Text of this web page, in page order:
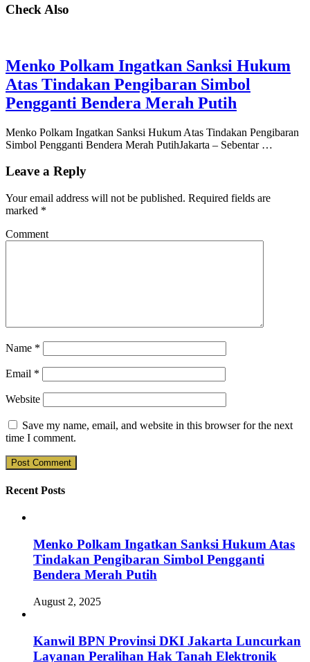
Check Also
Menko Polkam Ingatkan Sanksi Hukum
Atas Tindakan Pengibaran Simbol
Pengganti Bendera Merah Putih
Menko Polkam Ingatkan Sanksi Hukum Atas Tindakan Pengibaran
Simbol Pengganti Bendera Merah PutihJakarta – Sebentar …
Leave a Reply
Your email address will not be published. Required fields are
marked *
Comment
Name *
Email *
Website
Save my name, email, and website in this browser for the next
time I comment.
Recent Posts
Menko Polkam Ingatkan Sanksi Hukum Atas
Tindakan Pengibaran Simbol Pengganti
Bendera Merah Putih
August 2, 2025
Kanwil BPN Provinsi DKI Jakarta Luncurkan
Layanan Peralihan Hak Tanah Elektronik